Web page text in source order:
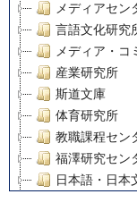
メディアセン
言語文化研究
メディア・コ
産業研究所
斯道文庫
体育研究所
教職課程セン
福澤研究セン
日本語・日本